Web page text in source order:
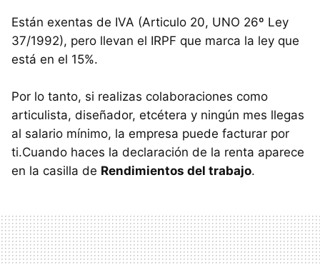
Están exentas de IVA (Articulo 20, UNO 26º Ley
37/1992), pero llevan el IRPF que marca la ley que
está en el 15%.
Por lo tanto, si realizas colaboraciones como
articulista, diseñador, etcétera y ningún mes llegas
al salario mínimo, la empresa puede facturar por
ti.Cuando haces la declaración de la renta aparece
en la casilla de Rendimientos del trabajo.